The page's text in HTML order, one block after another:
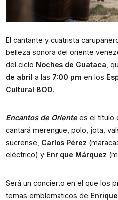
El cantante y cuatrista
belleza sonora del oriente
del ciclo Noches de Guataca ,
de abril a las 7:00 pm en los
Cultural BOD.
Encantos de Oriente es el título
cantará merengue, polo, jota,
sucrense, Carlos Pérez
eléctrico) y Enrique Márquez
Será un concierto en el que los
temas emblemáticos de